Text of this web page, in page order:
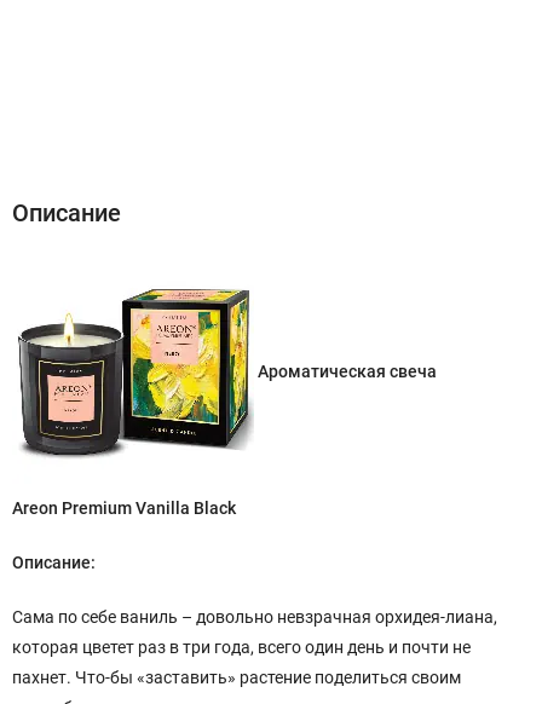
Описание
Ароматическая свеча
Areon Premium Vanilla Black
Описание:
Сама по себе ваниль – довольно невзрачная орхидея-лиана,
которая цветет раз в три года, всего один день и почти не
пахнет. Что-бы «заставить» растение поделиться своим